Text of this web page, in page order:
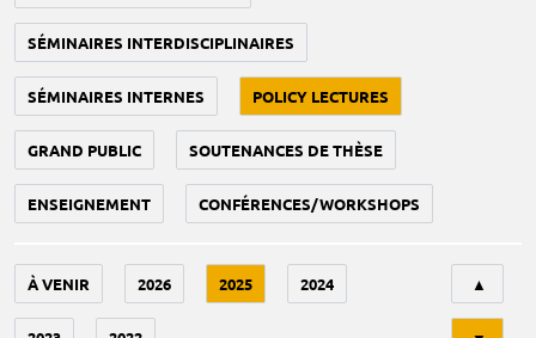
SÉMINAIRES INTERDISCIPLINAIRES
SÉMINAIRES INTERNES POLICY LECTURES
GRAND PUBLIC SOUTENANCES DE THÈSE
ENSEIGNEMENT CONFÉRENCES/WORKSHOPS
À VENIR 2026 2025 2024 ▲